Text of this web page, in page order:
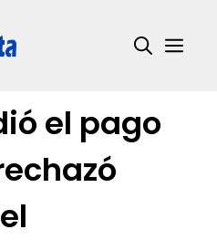
el pago